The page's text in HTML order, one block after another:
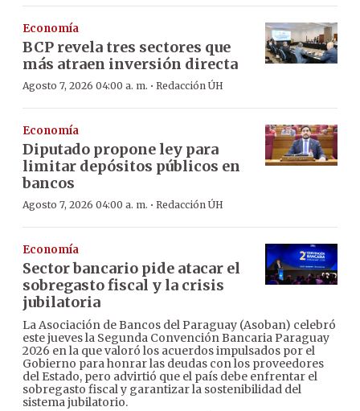
Economía
BCP revela tres sectores que
más atraen inversión directa
Agosto 7, 2026 04:00 a. m. · Redacción ÚH
Economía
Diputado propone ley para
limitar depósitos públicos en
bancos
Agosto 7, 2026 04:00 a. m. · Redacción ÚH
Economía
Sector bancario pide atacar el
sobregasto fiscal y la crisis
jubilatoria
La Asociación de Bancos del Paraguay (Asoban) celebró
este jueves la Segunda Convención Bancaria Paraguay
2026 en la que valoró los acuerdos impulsados por el
Gobierno para honrar las deudas con los proveedores
del Estado, pero advirtió que el país debe enfrentar el
sobregasto fiscal y garantizar la sostenibilidad del
sistema jubilatorio.